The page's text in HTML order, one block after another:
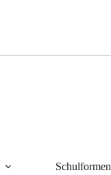
Schulformen